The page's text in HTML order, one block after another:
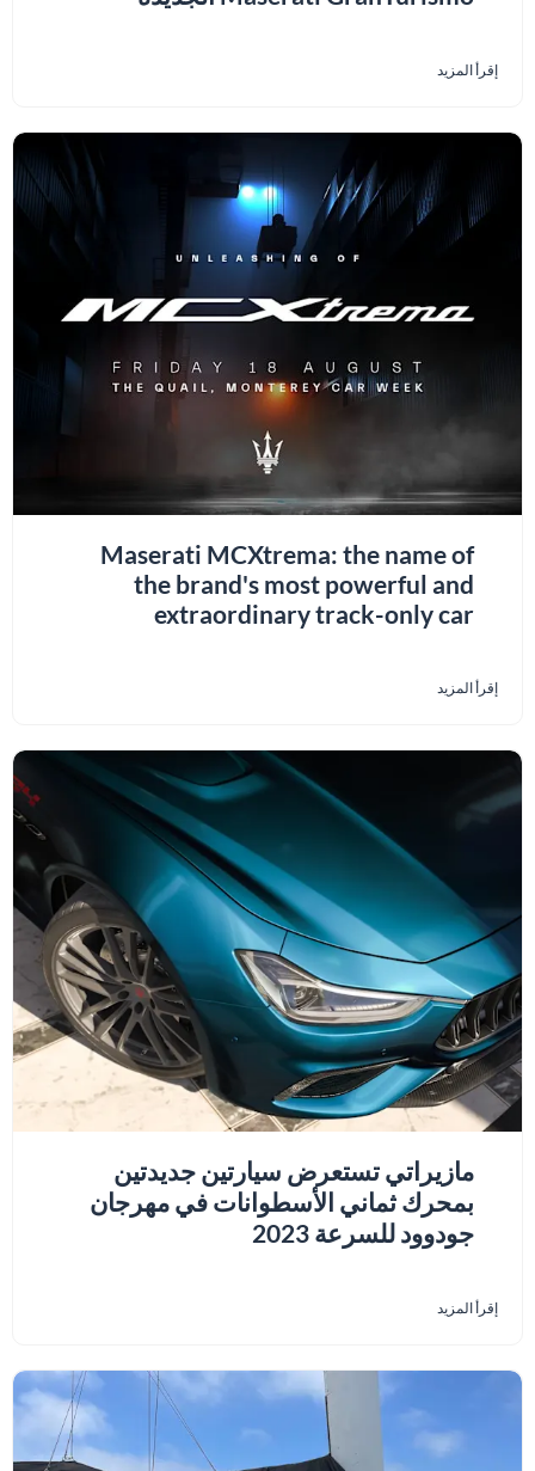
إقرأ المزيد
Maserati MCXtrema: the name of
the brand's most powerful and
extraordinary track-only car
إقرأ المزيد
مازيراتي تستعرض سيارتين جديدتين
بمحرك ثماني الأسطوانات في مهرجان
جودوود للسرعة 2023
إقرأ المزيد